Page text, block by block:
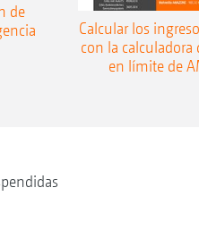
de
Calcular los
con la calculadora
en límite de